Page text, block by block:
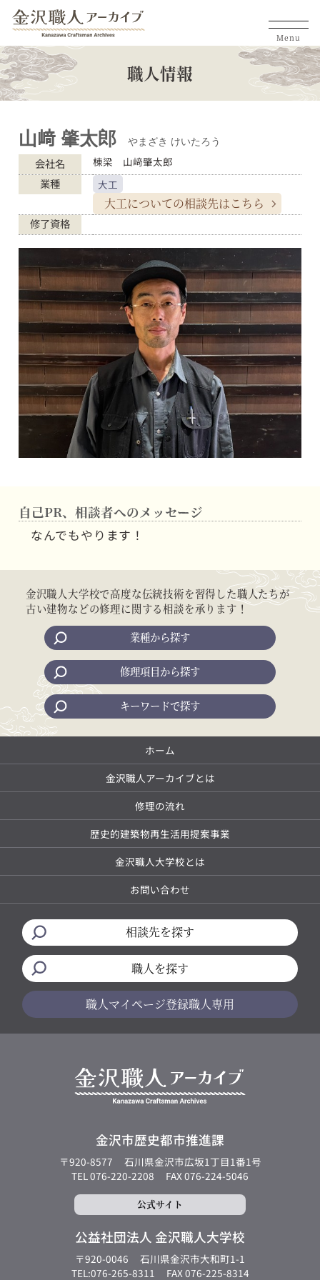
Menu
職人情報
山﨑 肇太郎 やまざき けいたろう
会社名 棟梁 山﨑肇太郎
業種 大工
大工についての相談先はこちら
修了資格
自己PR、相談者へのメッセージ
なんでもやります！
金沢職人大学校で高度な伝統技術を習得した職人たちが
古い建物などの修理に関する相談を承ります！
業種から探す
修理項目から探す
キーワードで探す
ホーム
金沢職人アーカイブとは
修理の流れ
歴史的建築物再生活用提案事業
金沢職人大学校とは
お問い合わせ
相談先を探す
職人を探す
職人マイページ登録職人専用
金沢市歴史都市推進課
〒920-8577
石川県金沢市広坂1丁目1番1号
TEL 076-220-2208
FAX 076-224-5046
公式サイト
公益社団法人 金沢職人大学校
〒920-0046
石川県金沢市大和町1-1
TEL:076-265-8311
FAX 076-225-8314